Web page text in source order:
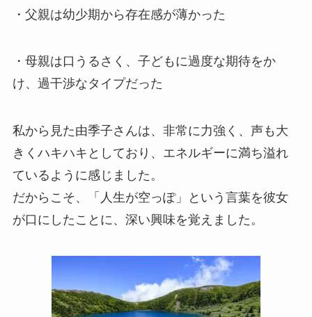
・父親は幼少期から存在感が薄かった
・母親は口うるさく、子どもに過度な期待をか
け、過干渉なタイプだった
私から見た由季子さんは、非常に力強く、声も大
きくハキハキとしており、エネルギーに満ち溢れ
ているように感じました。
だからこそ、「人生が空っぽ」という言葉を彼女
が口にしたことに、深い興味を覚えました。